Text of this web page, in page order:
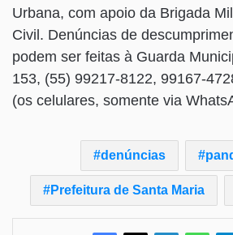
Urbana, com apoio da Brigada
Civil. Denúncias de
podem ser feitas à Guarda
153, (55) 99217-8122, 99167-
(os celulares, somente via
denúncias
Prefeitura de Santa Maria